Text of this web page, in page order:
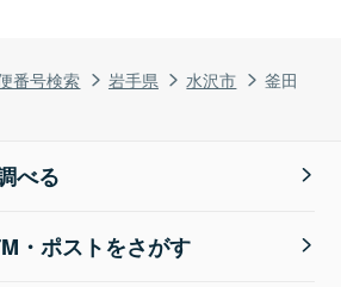
番号検索 岩手県 水沢市 釜田
べる
・ポストをさがす